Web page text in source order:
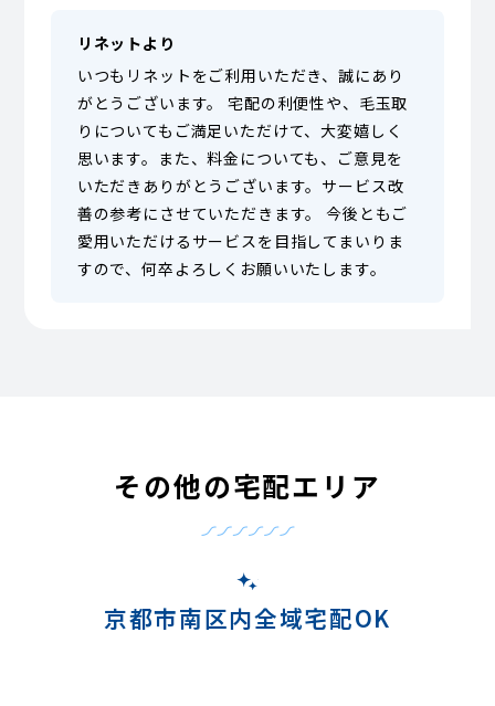
リネットより
いつもリネットをご利用いただき、誠にあり
がとうございます。 宅配の利便性や、毛玉取
りについてもご満足いただけて、大変嬉しく
思います。また、料金についても、ご意見を
いただきありがとうございます。サービス改
善の参考にさせていただきます。 今後ともご
愛用いただけるサービスを目指してまいりま
すので、何卒よろしくお願いいたします。
その他の宅配エリア
京都市南区内全域宅配OK